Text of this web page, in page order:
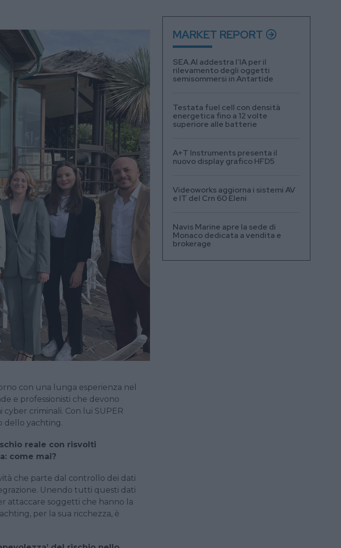
con una lunga esperienza nel
e professionisti che devono
criminali. Con lui SUPER
dello yachting.
reale con risvolti
come mai?
che parte dal controllo dei dati
Unendo tutti questi dati
attaccare soggetti che hanno la
per la sua ricchezza, è
MARKET REPORT
SEA.AI addestra l’IA per il
rilevamento degli oggetti
semisommersi in Antartide
Testata fuel cell con densità
energetica fino a 12 volte
superiore alle batterie
A+T Instruments presenta il
nuovo display grafico HFD5
Videoworks aggiorna i sistemi AV
e IT del Crn 60 Eleni
Navis Marine apre la sede di
Monaco dedicata a vendita e
brokerage